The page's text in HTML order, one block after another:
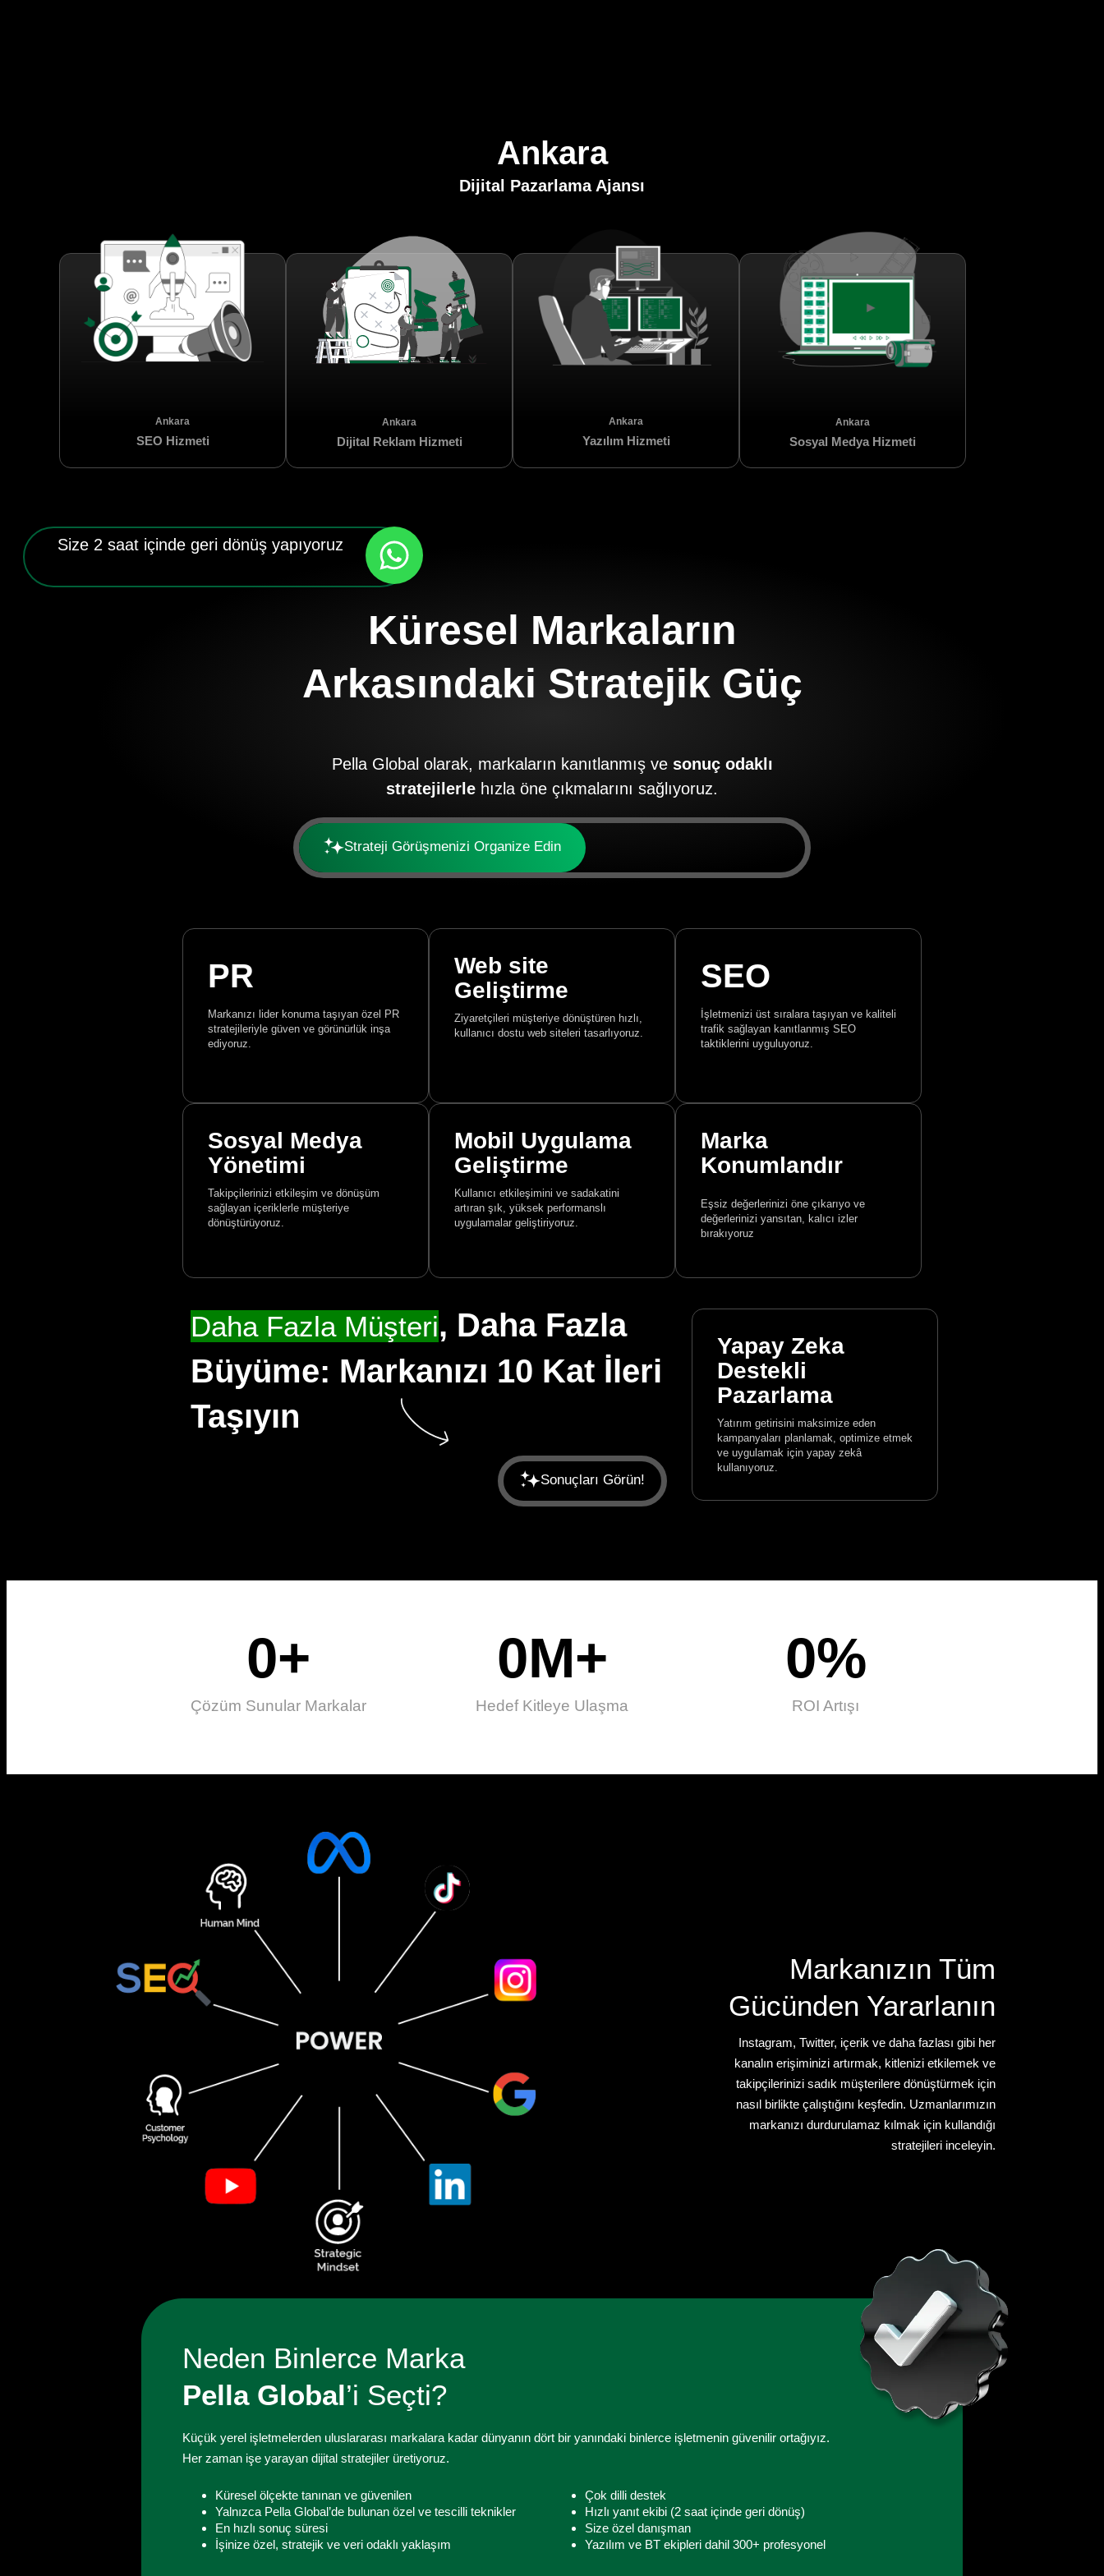
Ankara
Dijital Pazarlama Ajansı
Ankara
SEO Hizmeti
Ankara
Dijital Reklam Hizmeti
Ankara
Yazılım Hizmeti
Ankara
Sosyal Medya Hizmeti
Size 2 saat içinde geri dönüş yapıyoruz
Küresel Markaların
Arkasındaki Stratejik Güç
Pella Global olarak, markaların kanıtlanmış ve sonuç odaklı
stratejilerle hızla öne çıkmalarını sağlıyoruz.
Strateji Görüşmenizi Organize Edin
PR
Markanızı lider konuma taşıyan özel PR
stratejileriyle güven ve görünürlük inşa
ediyoruz.
Web site
Geliştirme
Ziyaretçileri müşteriye dönüştüren hızlı,
kullanıcı dostu web siteleri tasarlıyoruz.
SEO
İşletmenizi üst sıralara taşıyan ve kaliteli
trafik sağlayan kanıtlanmış SEO
taktiklerini uyguluyoruz.
Sosyal Medya
Yönetimi
Takipçilerinizi etkileşim ve dönüşüm
sağlayan içeriklerle müşteriye
dönüştürüyoruz.
Mobil Uygulama
Geliştirme
Kullanıcı etkileşimini ve sadakatini
artıran şık, yüksek performanslı
uygulamalar geliştiriyoruz.
Marka
Konumlandır
Eşsiz değerlerinizi öne çıkarıyo ve
değerlerinizi yansıtan, kalıcı izler
bırakıyoruz
Daha Fazla Müşteri, Daha Fazla
Büyüme: Markanızı 10 Kat İleri
Taşıyın
Sonuçları Görün!
Yapay Zeka
Destekli
Pazarlama
Yatırım getirisini maksimize eden
kampanyaları planlamak, optimize etmek
ve uygulamak için yapay zekâ
kullanıyoruz.
Çözüm Sunular Markalar
0+
Hedef Kitleye Ulaşma
0M+
ROI Artışı
0%
Markanızın Tüm
Gücünden Yararlanın
Instagram, Twitter, içerik ve daha fazlası gibi her
kanalın erişiminizi artırmak, kitlenizi etkilemek ve
takipçilerinizi sadık müşterilere dönüştürmek için
nasıl birlikte çalıştığını keşfedin. Uzmanlarımızın
markanızı durdurulamaz kılmak için kullandığı
stratejileri inceleyin.
Neden Binlerce Marka
Pella Global’i Seçti?
Küçük yerel işletmelerden uluslararası markalara kadar dünyanın dört bir yanındaki binlerce işletmenin güvenilir ortağıyız.
Her zaman işe yarayan dijital stratejiler üretiyoruz.
Küresel ölçekte tanınan ve güvenilen
Yalnızca Pella Global’de bulunan özel ve tescilli teknikler
En hızlı sonuç süresi
İşinize özel, stratejik ve veri odaklı yaklaşım
Çok dilli destek
Hızlı yanıt ekibi (2 saat içinde geri dönüş)
Size özel danışman
Yazılım ve BT ekipleri dahil 300+ profesyonel